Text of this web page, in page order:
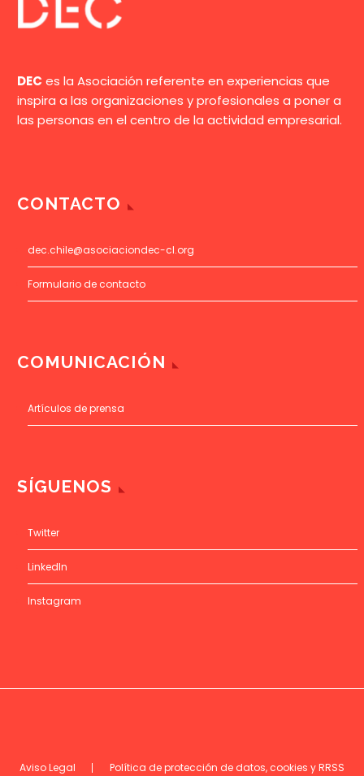
DEC es la Asociación referente en experiencias que
inspira a las organizaciones y profesionales a poner a
las personas en el centro de la actividad empresarial.
CONTACTO
dec.chile@asociaciondec-cl.org
Formulario de contacto
COMUNICACIÓN
Artículos de prensa
SÍGUENOS
Twitter
LinkedIn
Instagram
Aviso Legal Política de protección de datos, cookies y RRSS